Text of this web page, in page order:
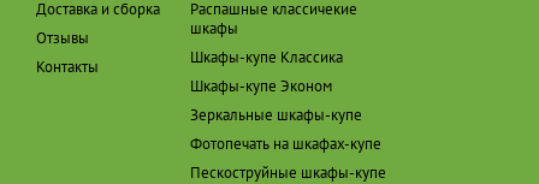
Доставка и сборка
Отзывы
Контакты
Распашные классичекие
шкафы
Шкафы-купе Классика
Шкафы-купе Эконом
Зеркальные шкафы-купе
Фотопечать на шкафах-купе
Пескоструйные шкафы-купе